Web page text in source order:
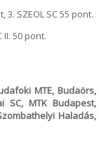
SZEOL SC 55 pont.
II. 50 pont.
MTE, Budaörs,
SC, MTK Budapest,
Haladás,